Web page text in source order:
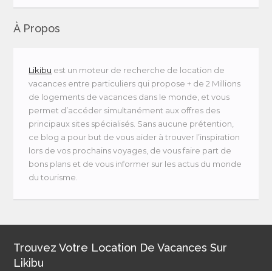
À Propos
Likibu est un moteur de recherche de location de
vacances entre particuliers qui propose + de 2 Millions
de logements de vacances dans le monde, et vous
permet d’accéder simultanément aux offres des
principaux sites spécialisés. Sans aucune prétention,
ce blog a pour but de vous aider à trouver l’inspiration
lors de vos prochains voyages, de vous faire part de
bons plans et de vous informer sur les actus du monde
du tourisme.
Trouvez Votre Location De Vacances Sur
Likibu